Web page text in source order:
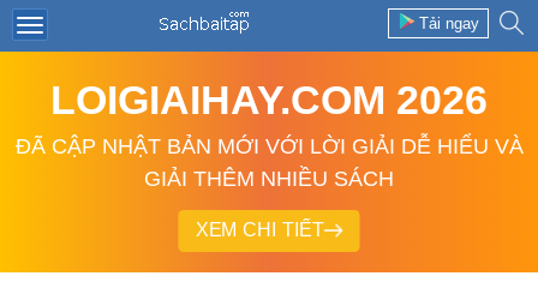
Tải ngay
LOIGIAIHAY.COM 2026
ĐÃ CẬP NHẬT BẢN MỚI VỚI LỜI GIẢI DỄ HIỂU VÀ
GIẢI THÊM NHIỀU SÁCH
XEM CHI TIẾT